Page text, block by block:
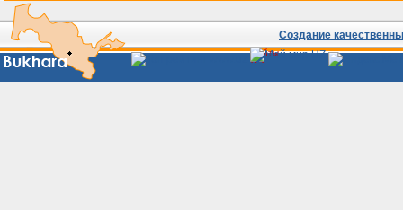
Создание
Сайты
Узбекистана